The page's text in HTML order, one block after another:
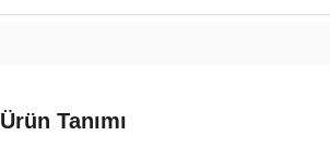
Ürün Tanımı